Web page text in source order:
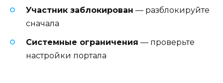
Участник заблокирован — разблокируйте
сначала
Системные ограничения — проверьте
настройки портала